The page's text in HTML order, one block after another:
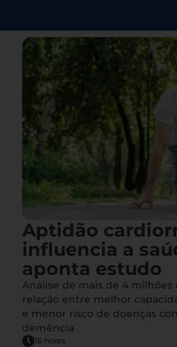
Aptidão
influencia a
aponta estudo
Análise de mais de 4 milhões
relação entre melhor
e menor risco de doenças
demência
16 horas